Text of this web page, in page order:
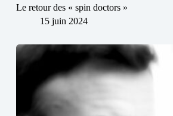
Le retour des « spin doctors »
15 juin 2024